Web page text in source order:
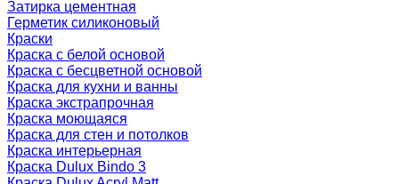
Затирка цементная
Герметик силиконовый
Краски
Краска с белой основой
Краска с бесцветной основой
Краска для кухни и ванны
Краска экстрапрочная
Краска моющаяся
Краска для стен и потолков
Краска интерьерная
Краска Dulux Bindo 3